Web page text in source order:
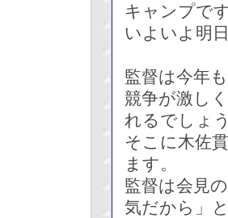
キャンプで
いよいよ明
監督は今年
競争が激し
れるでしょ
そこに木佐
ます。
監督は会見
気だから」